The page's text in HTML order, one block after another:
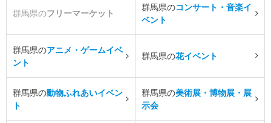
群馬県のフリーマーケット
群馬県のコンサート・音楽イ
ベント
群馬県のアニメ・ゲームイベ
ント
群馬県の花イベント
群馬県の動物ふれあいイベン
ト
群馬県の美術展・博物展・展
示会